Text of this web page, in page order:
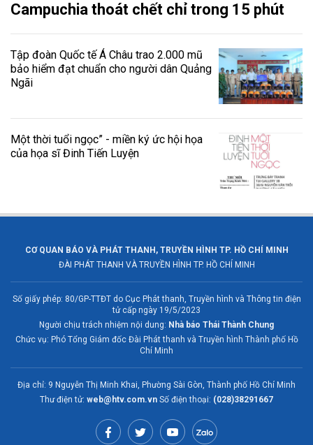
Campuchia thoát chết chỉ trong 15 phút
Tập đoàn Quốc tế Á Châu trao 2.000 mũ
bảo hiểm đạt chuẩn cho người dân Quảng
Ngãi
Một thời tuổi ngọc” - miền ký ức hội họa
của họa sĩ Đinh Tiến Luyện
CƠ QUAN BÁO VÀ PHÁT THANH, TRUYỀN HÌNH TP. HỒ CHÍ MINH
ĐÀI PHÁT THANH VÀ TRUYỀN HÌNH TP. HỒ CHÍ MINH
Số giấy phép: 80/GP-TTĐT do Cục Phát thanh, Truyền hình và Thông tin điện
tử cấp ngày 19/5/2023
Người chịu trách nhiệm nội dung: Nhà báo Thái Thành Chung
Chức vụ: Phó Tổng Giám đốc Đài Phát thanh và Truyền hình Thành phố Hồ
Chí Minh
Địa chỉ: 9 Nguyễn Thị Minh Khai, Phường Sài Gòn, Thành phố Hồ Chí Minh
Thư điện tử: web@htv.com.vn Số điện thoại: (028)38291667